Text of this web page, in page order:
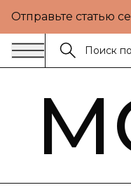
Отправьте статью